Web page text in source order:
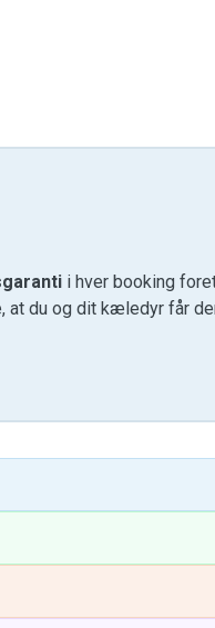
i hver booking
at du og dit kæledyr får